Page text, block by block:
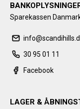
Sparekassen
30 95 01 11
Facebook
LAGER &